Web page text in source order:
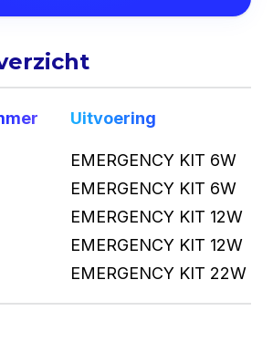
Uitvoering
EMERGENCY KIT 6W
EMERGENCY KIT 6W
EMERGENCY KIT 12W
EMERGENCY KIT 12W
EMERGENCY KIT 22W